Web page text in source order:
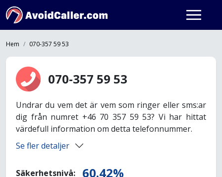
Hem 070-357 59 53
070-357 59 53
Undrar du vem det är vem som ringer eller sms:ar
dig från numret +46 70 357 59 53? Vi har hittat
värdefull information om detta telefonnummer.
Se fler detaljer
Säkerhetsnivå: 60.42%